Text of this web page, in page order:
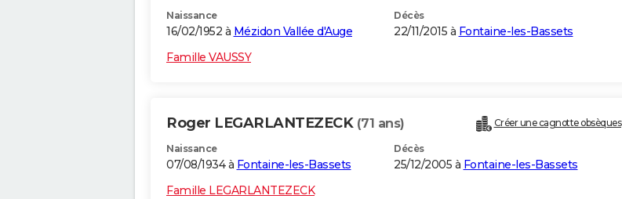
Naissance
16/02/1952 à Mézidon Vallée d'Auge
Décès
22/11/2015 à Fontaine-les-Bassets
Famille VAUSSY
Roger LEGARLANTEZECK (71 ans) Créer une cagnotte obsèques
Naissance
07/08/1934 à Fontaine-les-Bassets
Décès
25/12/2005 à Fontaine-les-Bassets
Famille LEGARLANTEZECK